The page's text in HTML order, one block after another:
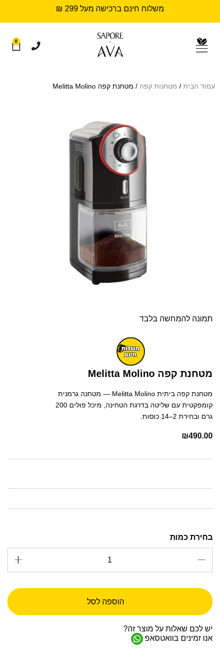
משלוח חינם ברכישה מעל 299 ₪
0
עמוד הבית / מטחנות קפה / מטחנת קפה Melitta Molino
תמונה להמחשה בלבד
מטחנת קפה Melitta Molino
מטחנת קפה ביתית Melitta Molino — מטחנה גרמנית
קומפקטית עם שליטה בדרגת הטחינה, מיכל פולים 200
גרם ובחירת 2–14 כוסות.
₪490.00
הוספה לסל
יש לכם שאלות על מוצר זה?
אנו זמינים בוואטסאפ